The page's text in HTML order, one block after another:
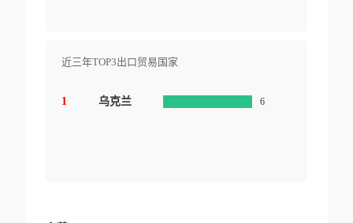
近三年TOP3出口贸易国家
1 乌克兰 6